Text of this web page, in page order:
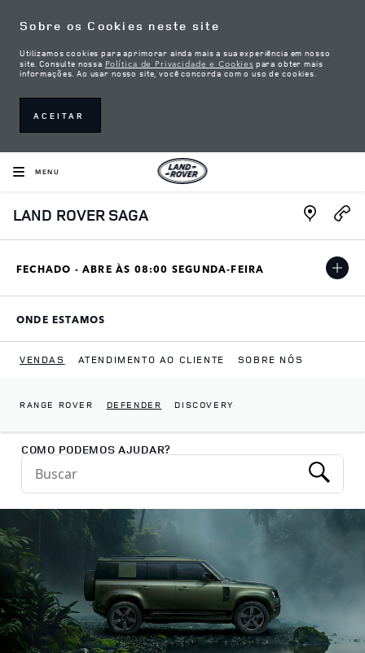
Sobre os Cookies neste site
Utilizamos cookies para aprimorar ainda mais a sua experiência em nosso
site. Consulte nossa Política de Privacidade e Cookies para obter mais
informações. Ao usar nosso site, você concorda com o uso de cookies.
ACEITAR
MENU
LAND ROVER SAGA Link
FECHADO - ABRE ÀS 08:00 SEGUNDA-FEIRA
ONDE ESTAMOS
LINK OPENS IN NEW TAB
VENDAS ATENDIMENTO AO CLIENTE SOBRE NÓS
RANGE ROVER DEFENDER DISCOVERY
Return to Nav
COMO PODEMOS AJUDAR?
Conduct a search
Submit